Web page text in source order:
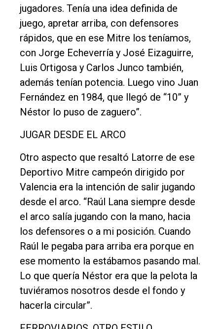
jugadores. Tenía una idea definida de
juego, apretar arriba, con defensores
rápidos, que en ese Mitre los teníamos,
con Jorge Echeverría y José Eizaguirre,
Luis Ortigosa y Carlos Junco también,
además tenían potencia. Luego vino Juan
Fernández en 1984, que llegó de “10” y
Néstor lo puso de zaguero”.
JUGAR DESDE EL ARCO
Otro aspecto que resaltó Latorre de ese
Deportivo Mitre campeón dirigido por
Valencia era la intención de salir jugando
desde el arco. “Raúl Lana siempre desde
el arco salía jugando con la mano, hacia
los defensores o a mi posición. Cuando
Raúl le pegaba para arriba era porque en
ese momento la estábamos pasando mal.
Lo que quería Néstor era que la pelota la
tuviéramos nosotros desde el fondo y
hacerla circular”.